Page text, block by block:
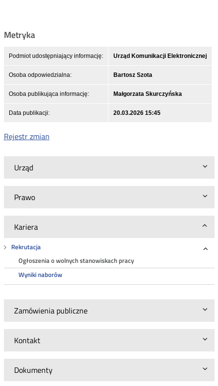
Urząd
Prawo
Kariera
Rekrutacja
Ogłoszenia o wolnych stanowiskach pracy
Wyniki naborów
Zamówienia publiczne
Kontakt
Dokumenty
Metryka
Podmiot udostępniający informację: Urząd Komunikacji Elektronicznej
Osoba odpowiedzialna: Bartosz Szota
Osoba publikująca informację: Małgorzata Skurczyńska
Data publikacji: 20.03.2026 15:45
Rejestr zmian